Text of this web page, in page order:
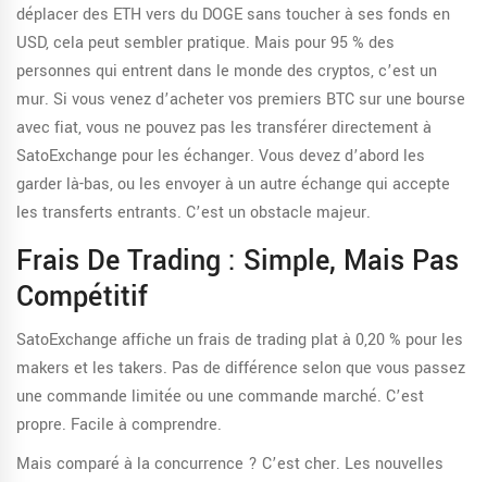
déplacer des ETH vers du DOGE sans toucher à ses fonds en
USD, cela peut sembler pratique. Mais pour 95 % des
personnes qui entrent dans le monde des cryptos, c’est un
mur. Si vous venez d’acheter vos premiers BTC sur une bourse
avec fiat, vous ne pouvez pas les transférer directement à
SatoExchange pour les échanger. Vous devez d’abord les
garder là-bas, ou les envoyer à un autre échange qui accepte
les transferts entrants. C’est un obstacle majeur.
Frais De Trading : Simple, Mais Pas
Compétitif
SatoExchange affiche un frais de trading plat à 0,20 % pour les
makers et les takers. Pas de différence selon que vous passez
une commande limitée ou une commande marché. C’est
propre. Facile à comprendre.
Mais comparé à la concurrence ? C’est cher. Les nouvelles